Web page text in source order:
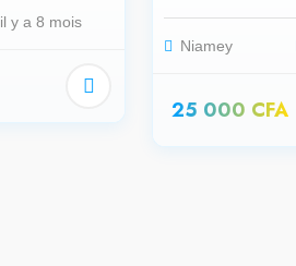
il y a 8 mois
Niamey
25 000 CFA